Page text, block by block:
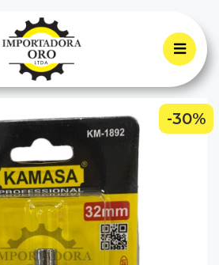
-30%